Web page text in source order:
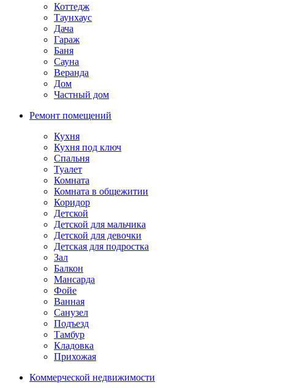
Коттедж
Таунхаус
Дача
Гараж
Баня
Сауна
Веранда
Дом
Частный дом
Ремонт помещений
Кухня
Кухня под ключ
Спальня
Туалет
Комната
Комната в общежитии
Коридор
Детской
Детской для мальчика
Детской для девочки
Детская для подростка
Зал
Балкон
Мансарда
Фойе
Ванная
Санузел
Подъезд
Тамбур
Кладовка
Прихожая
Коммерческой недвижимости